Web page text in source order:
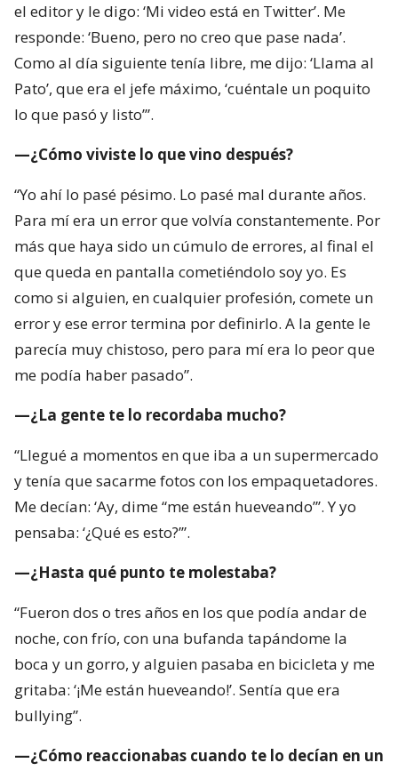
el editor y le digo: ‘Mi video está en Twitter’. Me
responde: ‘Bueno, pero no creo que pase nada’.
Como al día siguiente tenía libre, me dijo: ‘Llama al
Pato’, que era el jefe máximo, ‘cuéntale un poquito
lo que pasó y listo’”.
—¿Cómo viviste lo que vino después?
“Yo ahí lo pasé pésimo. Lo pasé mal durante años.
Para mí era un error que volvía constantemente. Por
más que haya sido un cúmulo de errores, al final el
que queda en pantalla cometiéndolo soy yo. Es
como si alguien, en cualquier profesión, comete un
error y ese error termina por definirlo. A la gente le
parecía muy chistoso, pero para mí era lo peor que
me podía haber pasado”.
—¿La gente te lo recordaba mucho?
“Llegué a momentos en que iba a un supermercado
y tenía que sacarme fotos con los empaquetadores.
Me decían: ‘Ay, dime “me están hueveando”’. Y yo
pensaba: ‘¿Qué es esto?’”.
—¿Hasta qué punto te molestaba?
“Fueron dos o tres años en los que podía andar de
noche, con frío, con una bufanda tapándome la
boca y un gorro, y alguien pasaba en bicicleta y me
gritaba: ‘¡Me están hueveando!’. Sentía que era
bullying”.
—¿Cómo reaccionabas cuando te lo decían en un